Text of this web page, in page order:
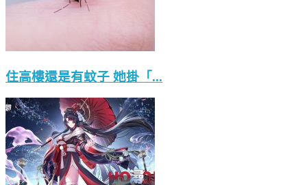
住高樓還是有蚊子 她掛「...